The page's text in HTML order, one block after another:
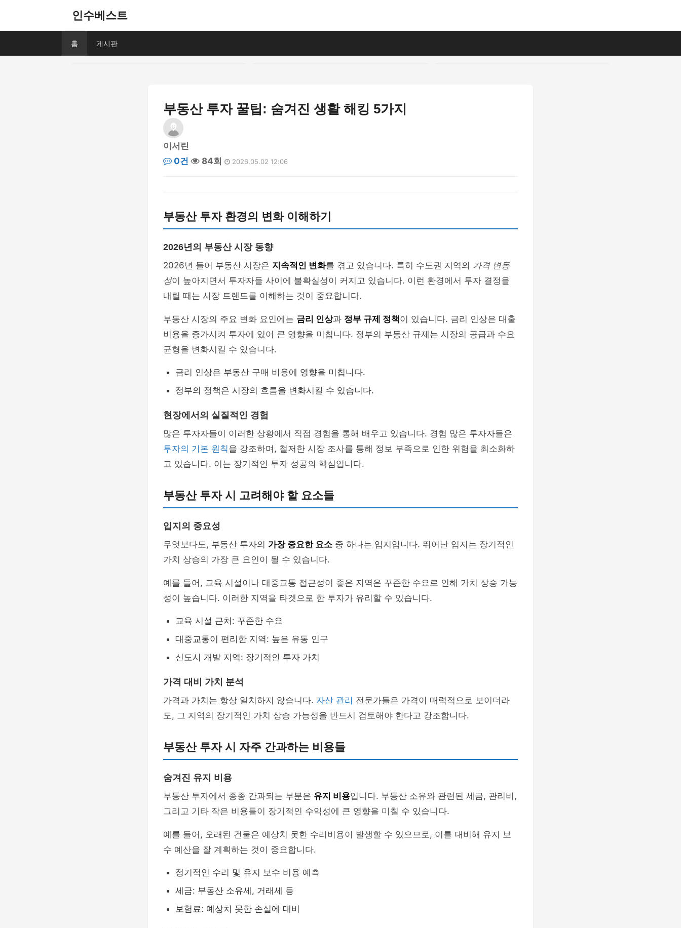
인수베스트
홈 게시판
부동산 투자 꿀팁: 숨겨진 생활 해킹 5가지
이서린
0건
84회 2026.05.02 12:06
부동산 투자 환경의 변화 이해하기
2026년의 부동산 시장 동향
2026년 들어 부동산 시장은 지속적인 변화를 겪고 있습니다. 특히 수도권 지역의 가격 변동
성이 높아지면서 투자자들 사이에 불확실성이 커지고 있습니다. 이런 환경에서 투자 결정을
내릴 때는 시장 트렌드를 이해하는 것이 중요합니다.
부동산 시장의 주요 변화 요인에는 금리 인상과 정부 규제 정책이 있습니다. 금리 인상은 대출
비용을 증가시켜 투자에 있어 큰 영향을 미칩니다. 정부의 부동산 규제는 시장의 공급과 수요
균형을 변화시킬 수 있습니다.
금리 인상은 부동산 구매 비용에 영향을 미칩니다.
정부의 정책은 시장의 흐름을 변화시킬 수 있습니다.
현장에서의 실질적인 경험
많은 투자자들이 이러한 상황에서 직접 경험을 통해 배우고 있습니다. 경험 많은 투자자들은
투자의 기본 원칙을 강조하며, 철저한 시장 조사를 통해 정보 부족으로 인한 위험을 최소화하
고 있습니다. 이는 장기적인 투자 성공의 핵심입니다.
부동산 투자 시 고려해야 할 요소들
입지의 중요성
무엇보다도, 부동산 투자의 가장 중요한 요소 중 하나는 입지입니다. 뛰어난 입지는 장기적인
가치 상승의 가장 큰 요인이 될 수 있습니다.
예를 들어, 교육 시설이나 대중교통 접근성이 좋은 지역은 꾸준한 수요로 인해 가치 상승 가능
성이 높습니다. 이러한 지역을 타겟으로 한 투자가 유리할 수 있습니다.
교육 시설 근처: 꾸준한 수요
대중교통이 편리한 지역: 높은 유동 인구
신도시 개발 지역: 장기적인 투자 가치
가격 대비 가치 분석
가격과 가치는 항상 일치하지 않습니다. 자산 관리 전문가들은 가격이 매력적으로 보이더라
도, 그 지역의 장기적인 가치 상승 가능성을 반드시 검토해야 한다고 강조합니다.
부동산 투자 시 자주 간과하는 비용들
숨겨진 유지 비용
부동산 투자에서 종종 간과되는 부분은 유지 비용입니다. 부동산 소유와 관련된 세금, 관리비,
그리고 기타 작은 비용들이 장기적인 수익성에 큰 영향을 미칠 수 있습니다.
예를 들어, 오래된 건물은 예상치 못한 수리비용이 발생할 수 있으므로, 이를 대비해 유지 보
수 예산을 잘 계획하는 것이 중요합니다.
정기적인 수리 및 유지 보수 비용 예측
세금: 부동산 소유세, 거래세 등
보험료: 예상치 못한 손실에 대비